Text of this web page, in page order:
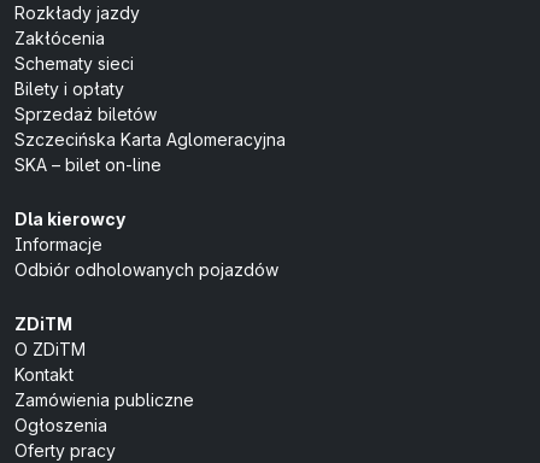
Rozkłady jazdy
Zakłócenia
Schematy sieci
Bilety i opłaty
Sprzedaż biletów
Szczecińska Karta Aglomeracyjna
SKA – bilet on-line
Dla kierowcy
Informacje
Odbiór odholowanych pojazdów
ZDiTM
O ZDiTM
Kontakt
Zamówienia publiczne
Ogłoszenia
Oferty pracy